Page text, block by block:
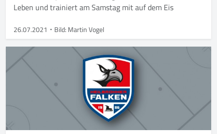
Leben und trainiert am Samstag mit auf dem Eis
26.07.2021 Bild: Martin Vogel